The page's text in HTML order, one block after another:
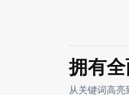
拥有
从关键词高亮